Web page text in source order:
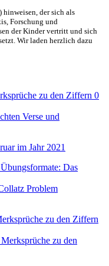
hinweisen, der sich als
Forschung und
der Kinder vertritt und sich
Wir laden herzlich dazu
zu den Ziffern 0
Das
zu den Ziffern